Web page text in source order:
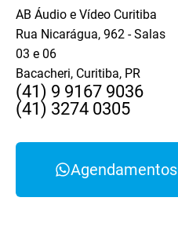
AB Áudio e Vídeo Curitiba
Rua Nicarágua, 962 - Salas
03 e 06
Bacacheri, Curitiba, PR
(41) 9 9167 9036
(41) 3274 0305
Agendamentos